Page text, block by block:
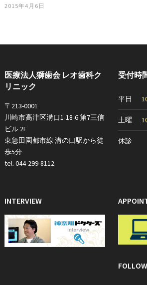
2015年4月6日
医療法人獅歯会 レオ歯科ク
リニック
〒213-0001
川崎市高津区溝口1-18-6 第7三信
ビル 2F
東急田園都市線 溝の口駅から徒
歩5分
tel. 044-299-8112
受付時
平日
土曜
休診
INTERVIEW